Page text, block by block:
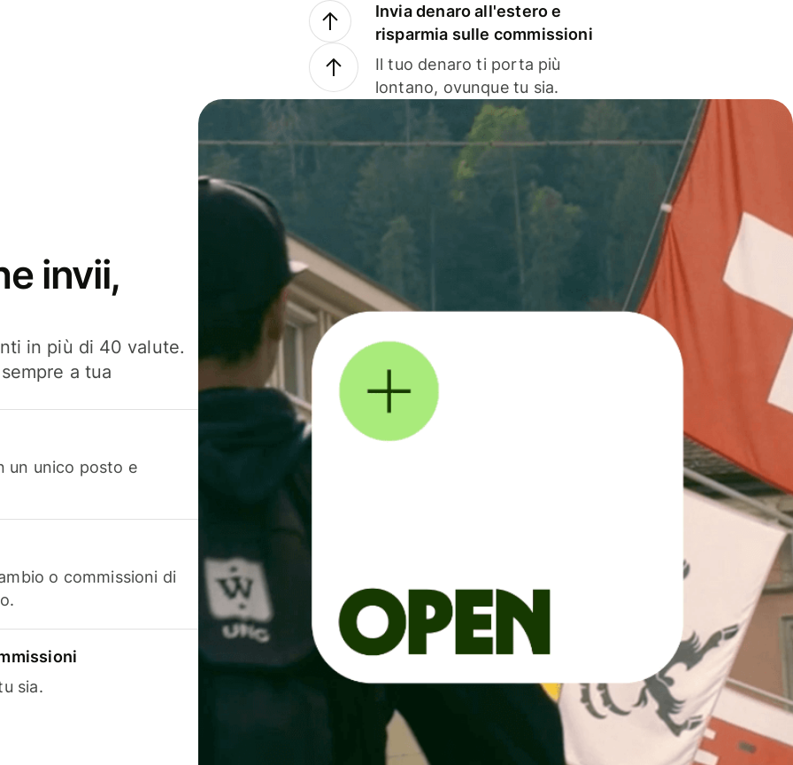
Invia denaro all'estero e
risparmia sulle commissioni
Il tuo denaro ti porta più
lontano, ovunque tu sia.
invii,
in più di 40 valute.
a tua
un unico posto e
o commissioni di
sia.